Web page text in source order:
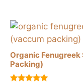
Organic Fenugreek
Packing)